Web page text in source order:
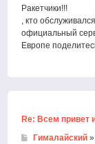
Ракетчики!!!
, кто
официальный
Европе
Re: Всем привет
Гималайский